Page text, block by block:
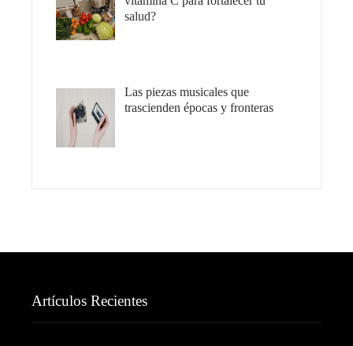
salud?
Las piezas musicales que
trascienden épocas y fronteras
Artículos Recientes